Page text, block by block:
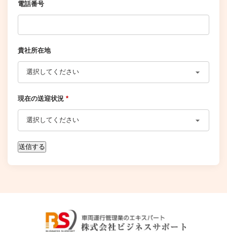
電話番号
貴社所在地
現在の送迎状況 *